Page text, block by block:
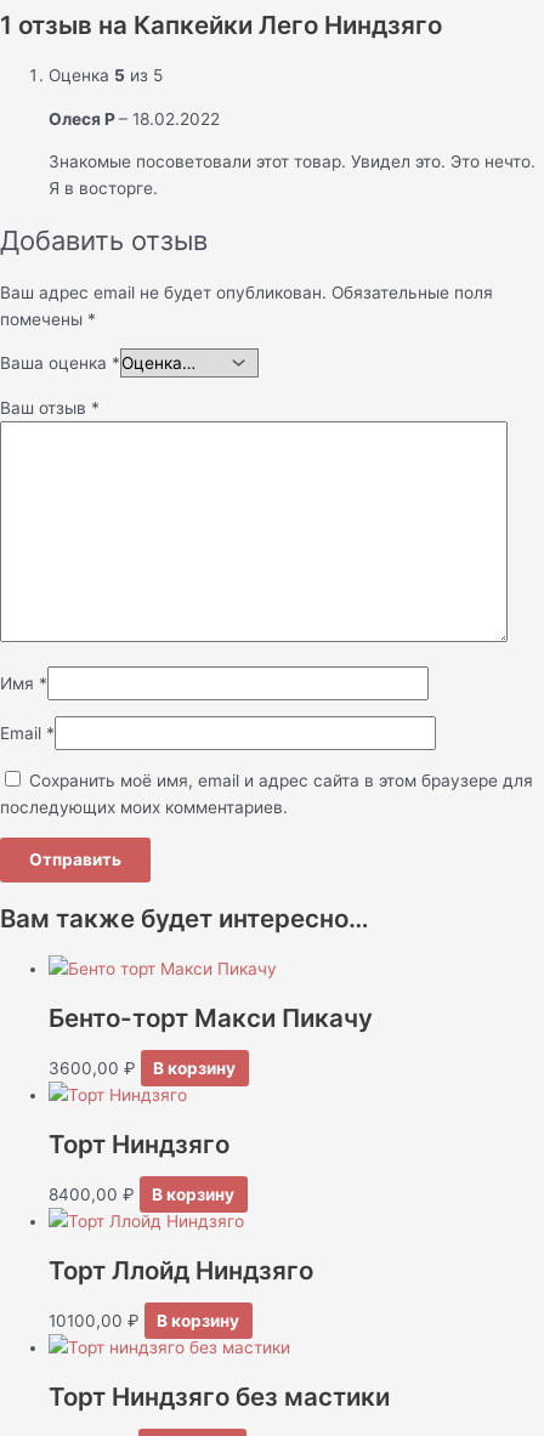
1 отзыв на Капкейки Лего Ниндзяго
Оценка 5 из 5
Олеся Р– 18.02.2022
Знакомые посоветовали этот товар. Увидел это. Это нечто.
Я в восторге.
Добавить отзыв
Ваш адрес email не будет опубликован. Обязательные поля
помечены *
Ваша оценка *
Ваш отзыв *
Имя *
Email *
Сохранить моё имя, email и адрес сайта в этом браузере для
последующих моих комментариев.
Вам также будет интересно…
Бенто-торт Макси Пикачу
3600,00 ₽ В корзину
Торт Ниндзяго
8400,00 ₽ В корзину
Торт Ллойд Ниндзяго
10100,00 ₽ В корзину
Торт Ниндзяго без мастики